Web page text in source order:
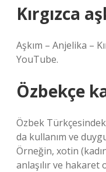
Kırgızca
Aşkım – Anjelika –
YouTube.
Özbekçe
Özbek
da kullanım ve
Örneğin, xotin
anlaşılır ve